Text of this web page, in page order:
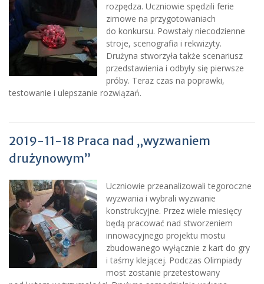
rozpędza. Uczniowie spędzili ferie
zimowe na przygotowaniach
do konkursu. Powstały niecodzienne
stroje, scenografia i rekwizyty.
Drużyna stworzyła także scenariusz
przedstawienia i odbyły się pierwsze
próby. Teraz czas na poprawki,
testowanie i ulepszanie rozwiązań.
2019-11-18 Praca nad „wyzwaniem
drużynowym”
Uczniowie przeanalizowali tegoroczne
wyzwania i wybrali wyzwanie
konstrukcyjne. Przez wiele miesięcy
będą pracować nad stworzeniem
innowacyjnego projektu mostu
zbudowanego wyłącznie z kart do gry
i taśmy klejącej. Podczas Olimpiady
most zostanie przetestowany